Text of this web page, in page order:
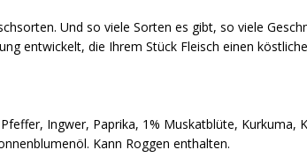
Und so viele Sorten es gibt, so viele
entwickelt, die Ihrem Stück Fleisch einen
Ingwer, Paprika, 1% Muskatblüte, Kurkuma,
Kann Roggen enthalten.